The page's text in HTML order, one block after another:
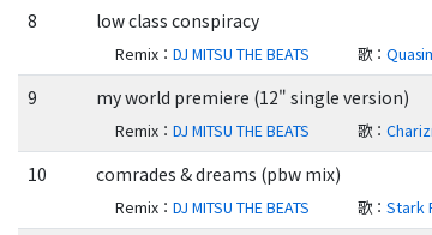
8 low class conspiracy
Remix ：DJ MITSU THE BEATS 歌 ：
9 my world premiere (12" single version)
Remix ：DJ MITSU THE BEATS 歌 ：
10 comrades & dreams (pbw mix)
Remix ：DJ MITSU THE BEATS 歌 ：Stark